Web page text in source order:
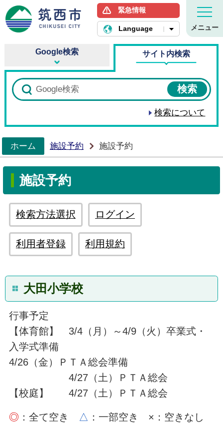
筑西市ホームページ
緊急情報
Language メニュー
Google検索 サイト内検索
検索について
ホーム
施設予約 施設予約
施設予約
検索方法選択 ログイン
利用者登録 利用規約
大田小学校
行事予定
【体育館】 3/4（月）～4/9（火）卒業式・
入学式準備
4/26（金）ＰＴＡ総会準備
4/27（土）ＰＴＡ総会
【校庭】 4/27（土）ＰＴＡ総会
◎ ：全て空き △ ：一部空き ×：空きなし